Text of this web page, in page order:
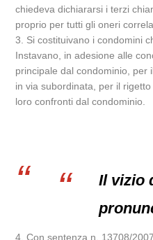
chiedeva dichiararsi i terzi
proprio per tutti gli oneri
3. Si costituivano i condomini
Instavano, in adesione alle
principale dal condominio, per
in via subordinata, per il
loro confronti dal condominio.
Il vizio
4. Con sentenza n. 13708/